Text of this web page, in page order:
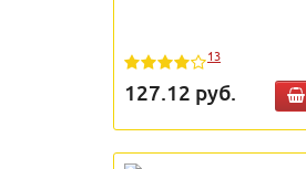
13
127.12 руб.